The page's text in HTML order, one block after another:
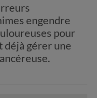
engendre
pour
déjà gérer une